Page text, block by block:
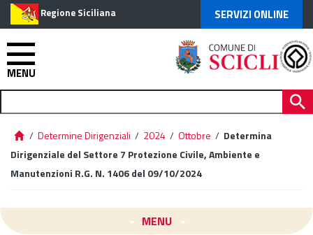
Regione Siciliana SERVIZI ONLINE
MENU
/ Determine Dirigenziali / 2024 / Ottobre / Determina
Dirigenziale del Settore 7 Protezione Civile, Ambiente e
Manutenzioni R.G. N. 1406 del 09/10/2024
MENU